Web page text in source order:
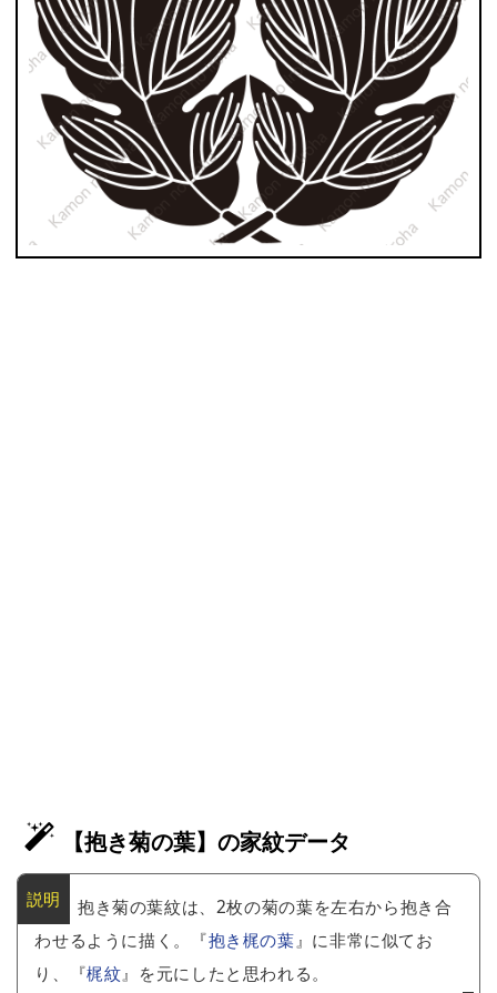
【抱き菊の葉】の家紋データ
抱き菊の葉紋は、2枚の菊の葉を左右から抱き合
わせるように描く。『抱き梶の葉』に非常に似てお
り、『梶紋』を元にしたと思われる。